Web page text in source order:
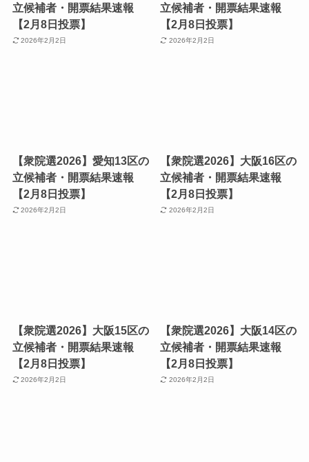
立候補者・開票結果速報
【2月8日投票】
2026年2月2日
立候補者・開票結果速報
【2月8日投票】
2026年2月2日
【衆院選2026】愛知13区の
立候補者・開票結果速報
【2月8日投票】
2026年2月2日
【衆院選2026】大阪16区の
立候補者・開票結果速報
【2月8日投票】
2026年2月2日
【衆院選2026】大阪15区の
立候補者・開票結果速報
【2月8日投票】
2026年2月2日
【衆院選2026】大阪14区の
立候補者・開票結果速報
【2月8日投票】
2026年2月2日